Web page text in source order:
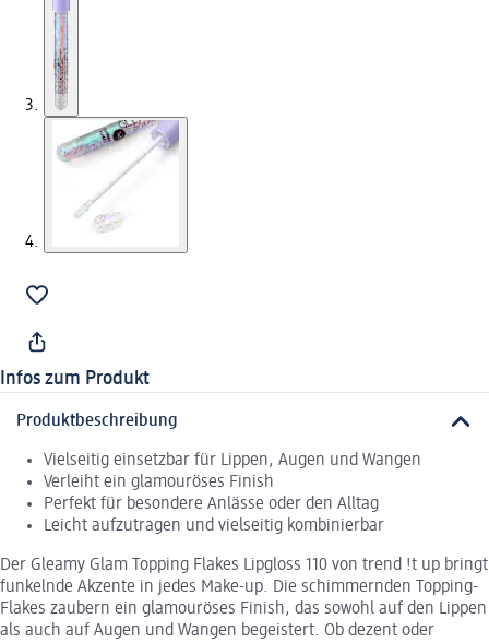
Infos zum Produkt
Produktbeschreibung
Vielseitig einsetzbar für Lippen, Augen und Wangen
Verleiht ein glamouröses Finish
Perfekt für besondere Anlässe oder den Alltag
Leicht aufzutragen und vielseitig kombinierbar
Der Gleamy Glam Topping Flakes Lipgloss 110 von trend !t up bringt
funkelnde Akzente in jedes Make-up. Die schimmernden Topping-
Flakes zaubern ein glamouröses Finish, das sowohl auf den Lippen
als auch auf Augen und Wangen begeistert. Ob dezent oder